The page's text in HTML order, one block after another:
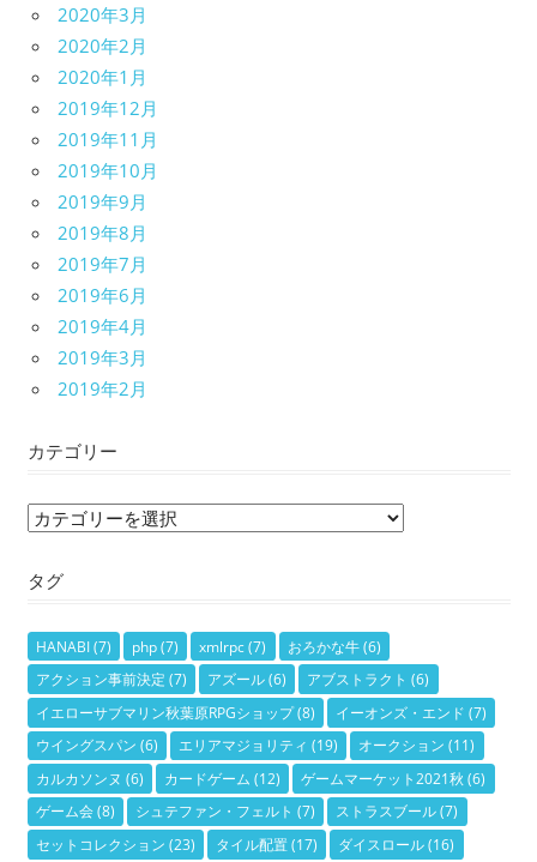
2020年3月
2020年2月
2020年1月
2019年12月
2019年11月
2019年10月
2019年9月
2019年8月
2019年7月
2019年6月
2019年4月
2019年3月
2019年2月
カテゴリー
カ
ゴ
ー
タグ
HANABI(7) php(7) xmlrpc(7) おろかな牛(6)
アクション事前決定 (7) アズール(6) アブストラクト (6)
イエローサブマリン秋葉原RPGショップ(8) イーオンズ・エンド (7)
ウイングスパン (6) エリアマジョリティ (19) オークション (11)
カルカソンヌ (6) カードゲーム (12) ゲームマーケット2021秋 (6)
ゲーム会(8) シュテファン・フェルト (7) ストラスブール(7)
セットコレクション (23) タイル配置(17) ダイスロール(16)